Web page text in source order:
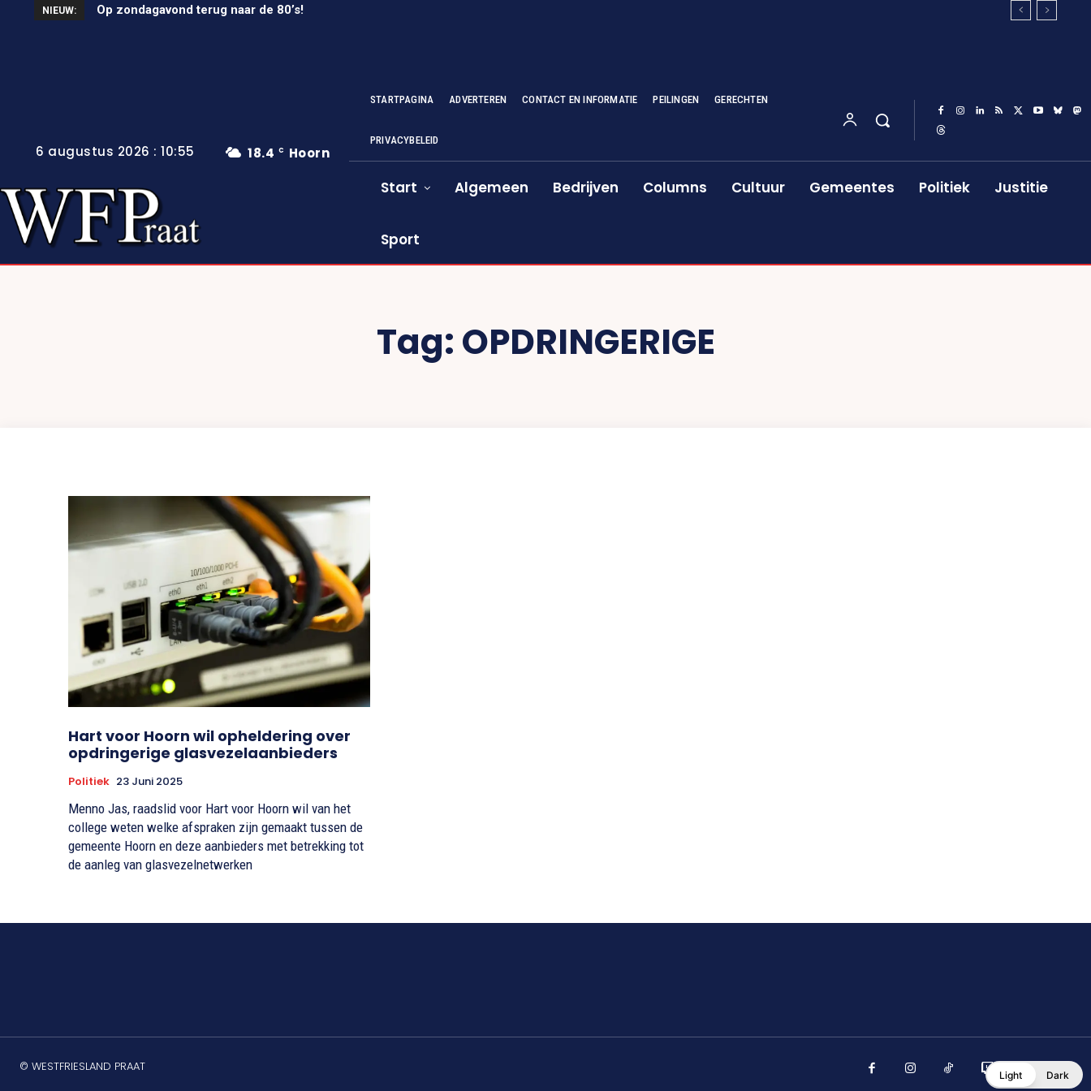
NIEUW: Op zondagavond terug naar de 80’s!
18.4 C Hoorn
6 augustus 2026 : 10:55
STARTPAGINA ADVERTEREN CONTACT EN INFORMATIE PEILINGEN GERECHTEN
PRIVACYBELEID
Start Algemeen Bedrijven Columns Cultuur Gemeentes Politiek Justitie
Sport
Tag: OPDRINGERIGE
Hart voor Hoorn wil opheldering over
opdringerige glasvezelaanbieders
Politiek 23 Juni 2025
Menno Jas, raadslid voor Hart voor Hoorn wil van het
college weten welke afspraken zijn gemaakt tussen de
gemeente Hoorn en deze aanbieders met betrekking tot
de aanleg van glasvezelnetwerken
© WESTFRIESLAND PRAAT
Light Dark